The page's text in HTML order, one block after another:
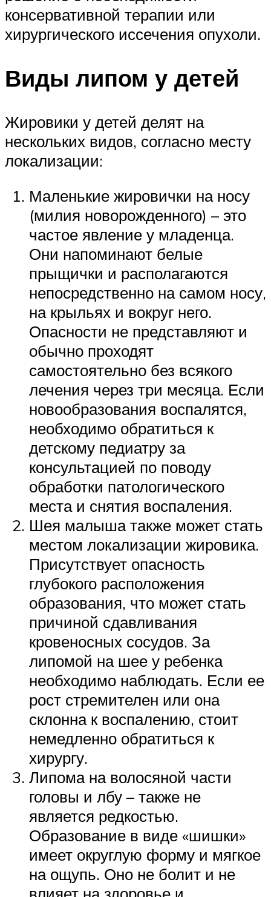
консервативной терапии или
хирургического иссечения опухоли.
Виды липом у детей
Жировики у детей делят на
нескольких видов, согласно месту
локализации:
Маленькие жировички на носу
(милия новорожденного) – это
частое явление у младенца.
Они напоминают белые
прыщички и располагаются
непосредственно на самом носу,
на крыльях и вокруг него.
Опасности не представляют и
обычно проходят
самостоятельно без всякого
лечения через три месяца. Если
новообразования воспалятся,
необходимо обратиться к
детскому педиатру за
консультацией по поводу
обработки патологического
места и снятия воспаления.
Шея малыша также может стать
местом локализации жировика.
Присутствует опасность
глубокого расположения
образования, что может стать
причиной сдавливания
кровеносных сосудов. За
липомой на шее у ребенка
необходимо наблюдать. Если ее
рост стремителен или она
склонна к воспалению, стоит
немедленно обратиться к
хирургу.
Липома на волосяной части
головы и лбу – также не
является редкостью.
Образование в виде «шишки»
имеет округлую форму и мягкое
на ощупь. Оно не болит и не